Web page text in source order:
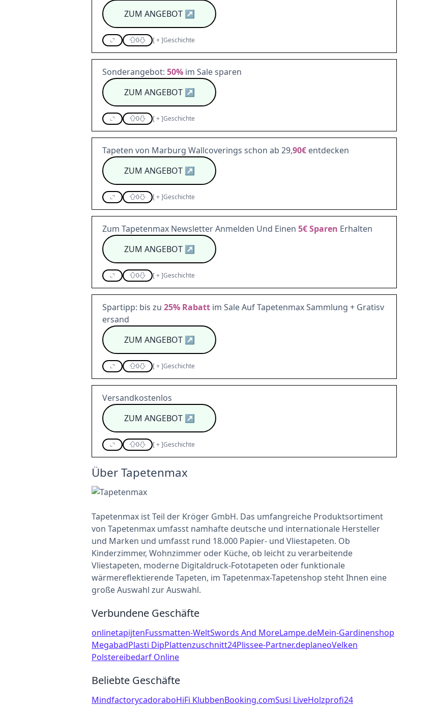
ZUM ANGEBOT↗
0 [+]Geschichte
Sonderangebot: 50% im Sale sparen
ZUM ANGEBOT↗
0 [+]Geschichte
Tapeten von Marburg Wallcoverings schon ab 29,90€ entdecken
ZUM ANGEBOT↗
0 [+]Geschichte
Zum Tapetenmax Newsletter Anmelden Und Einen 5€Sparen Erhalten
ZUM ANGEBOT↗
0 [+]Geschichte
Spartipp: bis zu 25% Rabatt im Sale Auf Tapetenmax Sammlung + Gratisv
ersand
ZUM ANGEBOT↗
0 [+]Geschichte
Versandkostenlos
ZUM ANGEBOT↗
0 [+]Geschichte
Über Tapetenmax
Tapetenmax ist Teil der Kröger GmbH. Das umfangreiche Produktsortiment
von Tapetenmax umfasst namhafte deutsche und internationale Hersteller
und Marken und umfasst rund 18.000 Papier- und Vliestapeten. Ob
Kinderzimmer, Wohnzimmer oder Küche, ob leicht zu verarbeitende
Vliestapeten, moderne Digitaldruck-Fototapeten oder funktionale
wärmereflektierende Tapeten, im Tapetenmax-Tapetenshop steht Ihnen eine
große Auswahl zur Auswahl.
Verbundene Geschäfte
onlinetapijtenFussmatten-WeltSwords And MoreLampe.deMein-Gardinenshop
MegabadPlasti DipPlattenzuschnitt24Plissee-Partner.deplaneoVelken
Polstereibedarf Online
Beliebte Geschäfte
MindfactorycadoraboHiFi KlubbenBooking.comSusi LiveHolzprofi24